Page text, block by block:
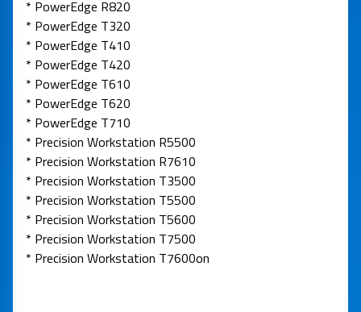
* PowerEdge R820
* PowerEdge T320
* PowerEdge T410
* PowerEdge T420
* PowerEdge T610
* PowerEdge T620
* PowerEdge T710
* Precision Workstation R5500
* Precision Workstation R7610
* Precision Workstation T3500
* Precision Workstation T5500
* Precision Workstation T5600
* Precision Workstation T7500
* Precision Workstation T7600on